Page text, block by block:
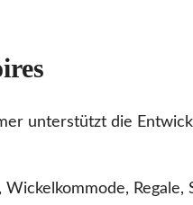
unterstützt die
Wickelkommode, Regale,